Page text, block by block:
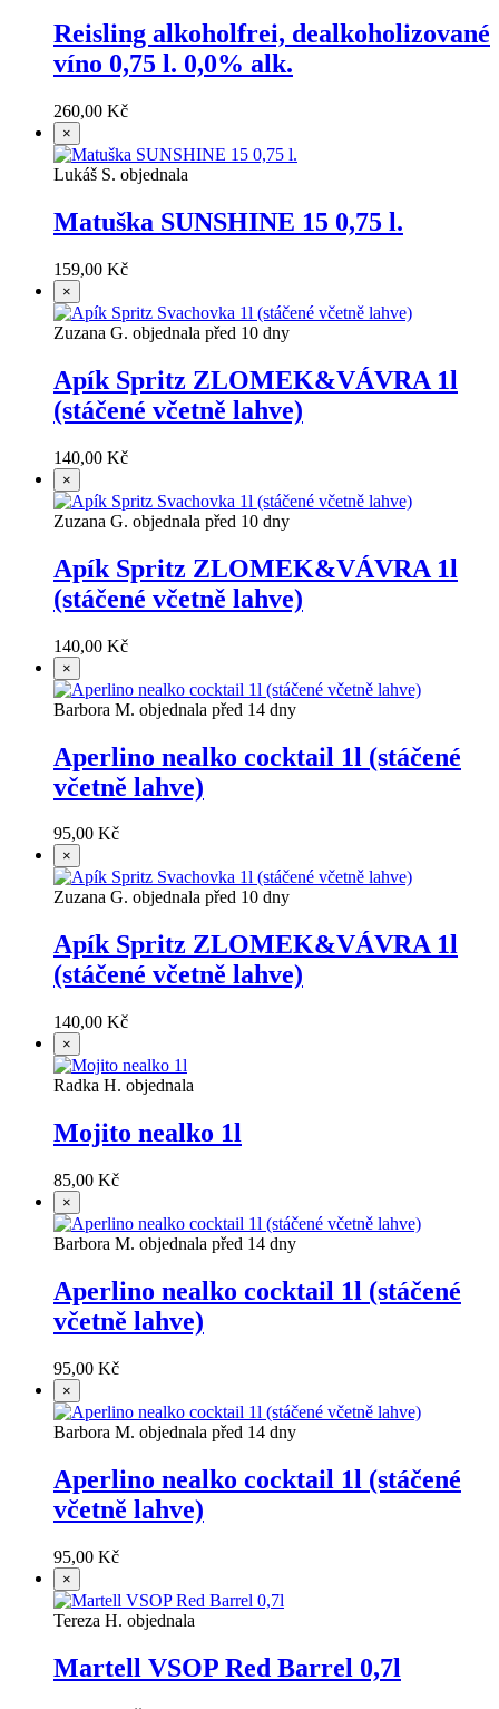
Reisling alkoholfrei, dealkoholizované
víno 0,75 l. 0,0% alk.
260,00 Kč
×
Lukáš S. objednala
Matuška SUNSHINE 15 0,75 l.
159,00 Kč
×
Zuzana G. objednala před 10 dny
Apík Spritz ZLOMEK&VÁVRA 1l
(stáčené včetně lahve)
140,00 Kč
×
Zuzana G. objednala před 10 dny
Apík Spritz ZLOMEK&VÁVRA 1l
(stáčené včetně lahve)
140,00 Kč
×
Barbora M. objednala před 14 dny
Aperlino nealko cocktail 1l (stáčené
včetně lahve)
95,00 Kč
×
Zuzana G. objednala před 10 dny
Apík Spritz ZLOMEK&VÁVRA 1l
(stáčené včetně lahve)
140,00 Kč
×
Radka H. objednala
Mojito nealko 1l
85,00 Kč
×
Barbora M. objednala před 14 dny
Aperlino nealko cocktail 1l (stáčené
včetně lahve)
95,00 Kč
×
Barbora M. objednala před 14 dny
Aperlino nealko cocktail 1l (stáčené
včetně lahve)
95,00 Kč
×
Tereza H. objednala
Martell VSOP Red Barrel 0,7l